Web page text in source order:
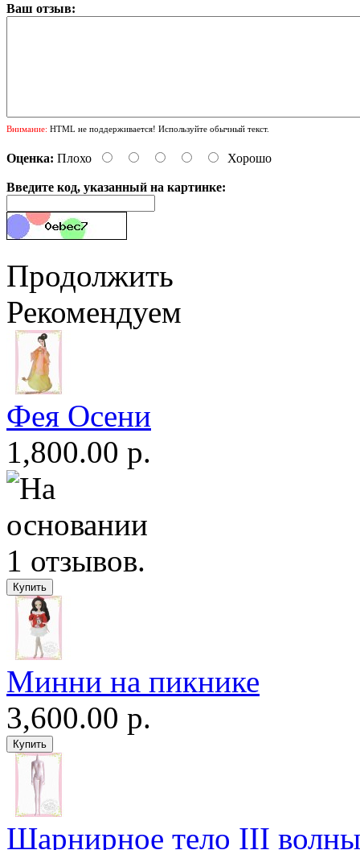
Ваш отзыв:
Внимание: HTML не поддерживается! Используйте обычный текст.
Оценка: Плохо Хорошо
Введите код, указанный на картинке:
Продолжить
Рекомендуем
Фея Осени
1,800.00 р.
Минни на пикнике
3,600.00 р.
Шарнирное тело III